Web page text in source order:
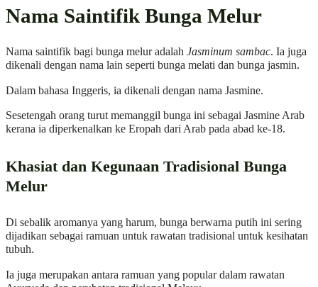
Nama Saintifik Bunga Melur
Nama saintifik bagi bunga melur adalah Jasminum sambac. Ia juga
dikenali dengan nama lain seperti bunga melati dan bunga jasmin.
Dalam bahasa Inggeris, ia dikenali dengan nama Jasmine.
Sesetengah orang turut memanggil bunga ini sebagai Jasmine Arab
kerana ia diperkenalkan ke Eropah dari Arab pada abad ke-18.
Khasiat dan Kegunaan Tradisional Bunga
Melur
Di sebalik aromanya yang harum, bunga berwarna putih ini sering
dijadikan sebagai ramuan untuk rawatan tradisional untuk kesihatan
tubuh.
Ia juga merupakan antara ramuan yang popular dalam rawatan